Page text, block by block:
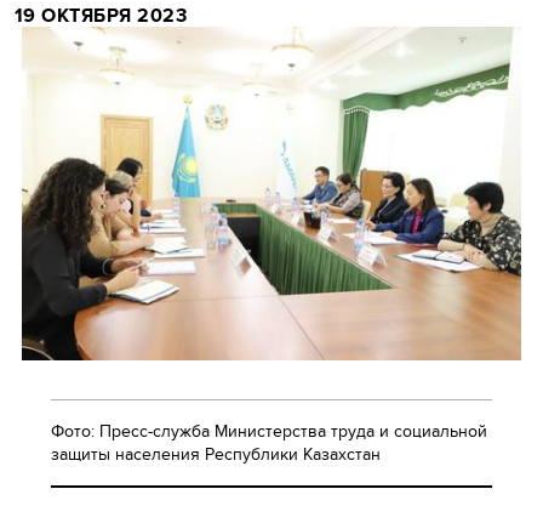
19 ОКТЯБРЯ 2023
Фото: Пресс-служба Министерства труда и социальной
защиты населения Республики Казахстан